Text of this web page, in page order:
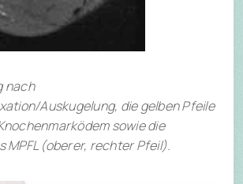
nach
Auskugelung, die gelben Pfeile
sowie die
MPFL (oberer, rechter Pfeil).